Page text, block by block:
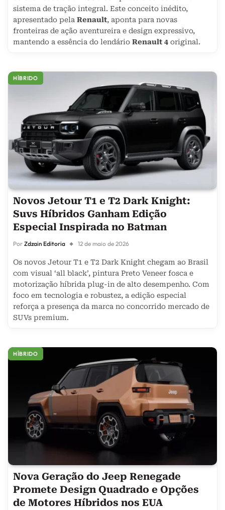
sistema de tração integral. Este conceito inédito,
apresentado pela Renault, aponta para novas
fronteiras de ação aventureira e design expressivo,
mantendo a essência do lendário Renault 4 original.
HÍBRIDO
Novos Jetour T1 e T2 Dark Knight:
Suvs Híbridos Ganham Edição
Especial Inspirada no Batman
Por Zdzain Editoria 12 de maio de 2026
Os novos Jetour T1 e T2 Dark Knight chegam ao Brasil
com visual ‘all black’, pintura Preto Veneer fosca e
motorização híbrida plug-in de alto desempenho. Com
foco em tecnologia e robustez, a edição especial
reforça a presença da marca no concorrido mercado de
SUVs premium.
HÍBRIDO
Nova Geração do Jeep Renegade
Promete Design Quadrado e Opções
de Motores Híbridos nos EUA